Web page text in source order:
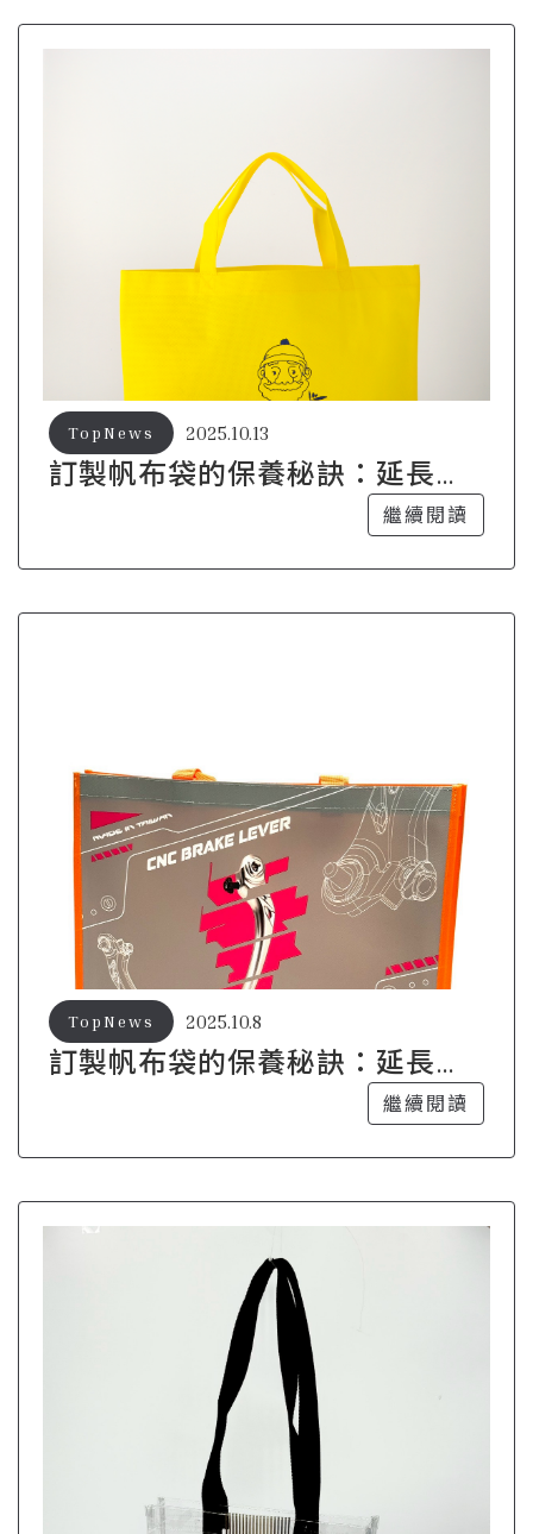
訂製帆布袋的保養秘訣：延長使
2025.10.13
TopNews
繼續閱讀
訂製帆布袋的保養秘訣：延長使
2025.10.8
TopNews
繼續閱讀